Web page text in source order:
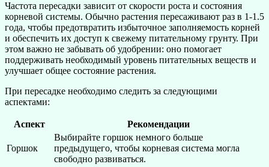
Частота пересадки зависит от скорости роста и состояния
корневой системы. Обычно растения пересаживают раз в 1-1.5
года, чтобы предотвратить избыточное заполняемость корней
и обеспечить их доступ к свежему питательному грунту. При
этом важно не забывать об удобрении: оно помогает
поддерживать необходимый уровень питательных веществ и
улучшает общее состояние растения.
При пересадке необходимо следить за следующими
аспектами:
Аспект Рекомендации
Горшок
Выбирайте горшок немного больше
предыдущего, чтобы корневая система могла
свободно развиваться.